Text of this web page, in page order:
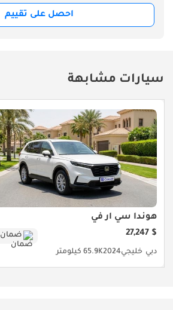
احصل على تقييم
سيارات مشابهة
هوندا سي آر في
$ 27,247
ضمان
دبي خليجي202465.9K كيلومتر